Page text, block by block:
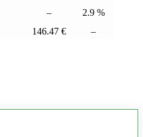
–
2.9 %
146.47 € –